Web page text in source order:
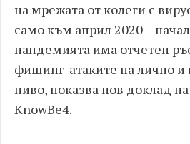
на мрежата от колеги с
само към април 2020 –
пандемията има отчетен
фишинг-атаките на лично и
ниво, показва нов доклад
KnowBe4.